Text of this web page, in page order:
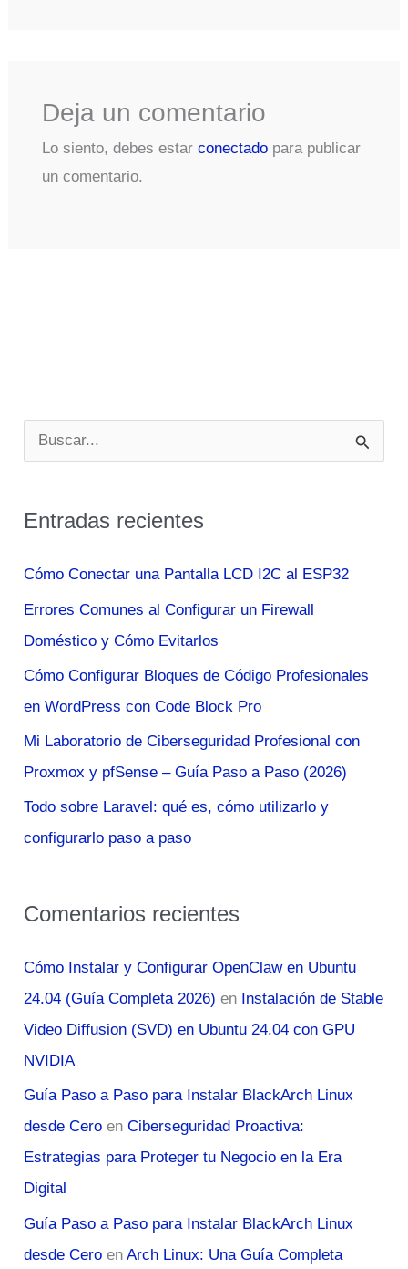
Deja un comentario
Lo siento, debes estar conectadopara publicar
un comentario.
u
c
p
o
r
:
Entradas recientes
Cómo Conectar una Pantalla LCD I2C al ESP32
Errores Comunes al Configurar un Firewall
Doméstico y Cómo Evitarlos
Cómo Configurar Bloques de Código Profesionales
en WordPress con Code Block Pro
Mi Laboratorio de Ciberseguridad Profesional con
Proxmox y pfSense – Guía Paso a Paso (2026)
Todo sobre Laravel: qué es, cómo utilizarlo y
configurarlo paso a paso
Comentarios recientes
Cómo Instalar y Configurar OpenClaw en Ubuntu
24.04 (Guía Completa 2026) en Instalación de Stable
Video Diffusion (SVD) en Ubuntu 24.04 con GPU
NVIDIA
Guía Paso a Paso para Instalar BlackArch Linux
desde Cero enCiberseguridad Proactiva:
Estrategias para Proteger tu Negocio en la Era
Digital
Guía Paso a Paso para Instalar BlackArch Linux
desde Cero enArch Linux: Una Guía Completa